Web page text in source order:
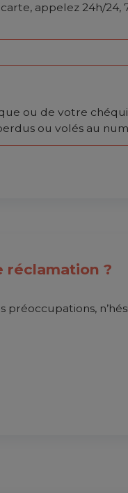
appelez 24h/24,
ou de votre
ou volés au
réclamation ?